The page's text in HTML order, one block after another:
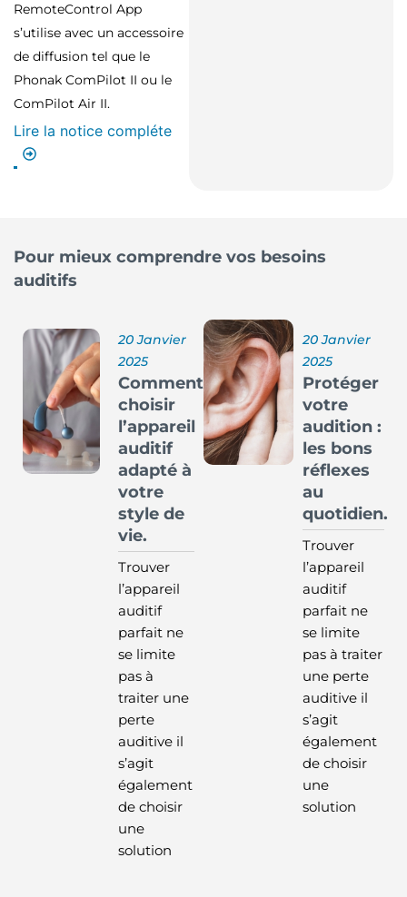
RemoteControl App
s’utilise avec un accessoire
de diffusion tel que le
Phonak ComPilot II ou le
ComPilot Air II.
Lire la notice compléte
Pour mieux comprendre vos besoins
auditifs
20 Janvier
2025
Comment
choisir
l’appareil
auditif
adapté à
votre
style de
vie.
Trouver
l’appareil
auditif
parfait ne
se limite
pas à
traiter une
perte
auditive il
s’agit
également
de choisir
une
solution
20 Janvier
2025
Protéger
votre
audition :
les bons
réflexes
au
quotidien.
Trouver
l’appareil
auditif
parfait ne
se limite
pas à traiter
une perte
auditive il
s’agit
également
de choisir
une
solution